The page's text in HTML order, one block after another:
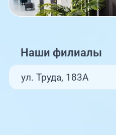
Наши филиалы
ул. Труда, 183А